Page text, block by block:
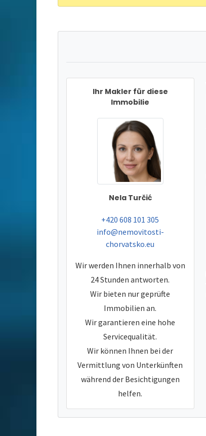
Ihr Makler für diese
Immobilie
Nela Turčić
tel:
+420 608 101 305
e-mail:
info@nemovitosti-
chorvatsko.eu
Wir werden Ihnen innerhalb von
24 Stunden antworten.
Wir bieten nur geprüfte
Immobilien an.
Wir garantieren eine hohe
Servicequalität.
Wir können Ihnen bei der
Vermittlung von Unterkünften
während der Besichtigungen
helfen.